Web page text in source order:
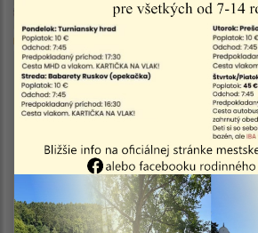
03.08.2026